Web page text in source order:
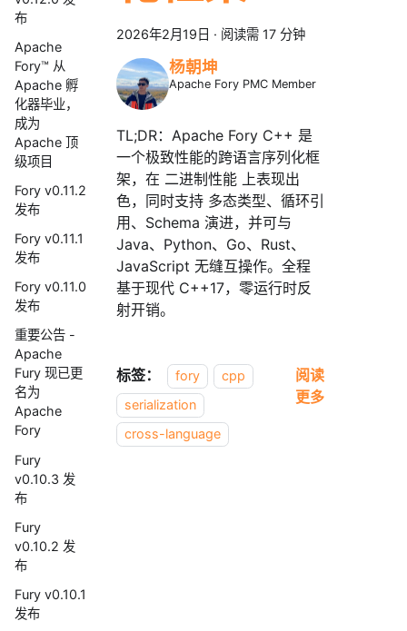
布
Apache
Fory™ 从
Apache 孵
化器毕业，
成为
Apache 顶
级项目
Fory v0.11.2
发布
Fory v0.11.1
发布
Fory v0.11.0
发布
重要公告 -
Apache
Fury 现已更
名为
Apache
Fory
Fury
v0.10.3 发
布
Fury
v0.10.2 发
布
Fury v0.10.1
发布
2026年2月19日 · 阅读需 17 分钟
杨朝坤
Apache Fory PMC Member
TL;DR：Apache Fory C++ 是
一个极致性能的跨语言序列化框
架，在 二进制性能 上表现出
色，同时支持 多态类型、循环引
用、Schema 演进，并可与
Java、Python、Go、Rust、
JavaScript 无缝互操作。全程
基于现代 C++17，零运行时反
射开销。
标签： fory
cpp
serialization
cross-language
阅读
更多